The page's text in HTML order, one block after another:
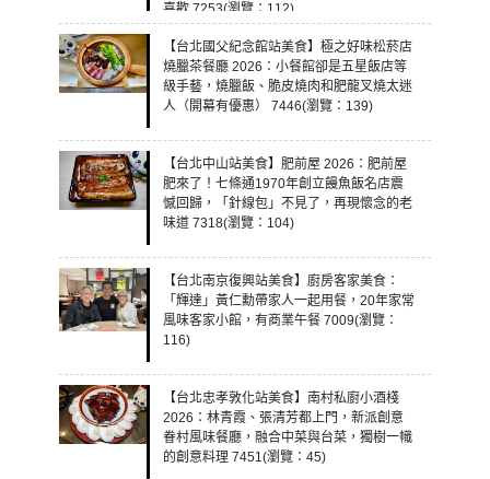
喜歡 7253(瀏覽：112)
【台北國父紀念館站美食】極之好味松菸店
燒臘茶餐廳 2026：小餐館卻是五星飯店等
級手藝，燒臘飯、脆皮燒肉和肥龍叉燒太迷
人（開幕有優惠） 7446(瀏覽：139)
【台北中山站美食】肥前屋 2026：肥前屋
肥來了！七條通1970年創立饅魚飯名店震
憾回歸，「針線包」不見了，再現懷念的老
味道 7318(瀏覽：104)
【台北南京復興站美食】廚房客家美食：
「輝達」黃仁勳帶家人一起用餐，20年家常
風味客家小館，有商業午餐 7009(瀏覽：
116)
【台北忠孝敦化站美食】南村私廚小酒棧
2026：林青霞、張清芳都上門，新派創意
眷村風味餐廳，融合中菜與台菜，獨樹一幟
的創意料理 7451(瀏覽：45)